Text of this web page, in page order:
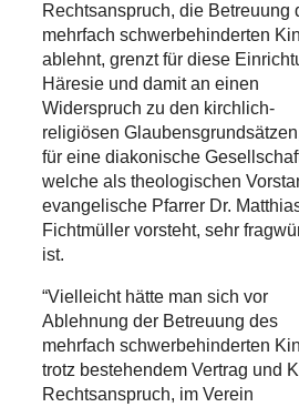
Rechtsanspruch, die Betreuung
mehrfach schwerbehinderten
ablehnt, grenzt für diese
Häresie und damit an einen
Widerspruch zu den kirchlich-
religiösen
für eine diakonische
welche als theologischen
evangelische Pfarrer Dr.
Fichtmüller vorsteht, sehr
ist.
“Vielleicht hätte man sich vor
Ablehnung der Betreuung des
mehrfach schwerbehinderten
trotz bestehendem Vertrag und
Rechtsanspruch, im Verein